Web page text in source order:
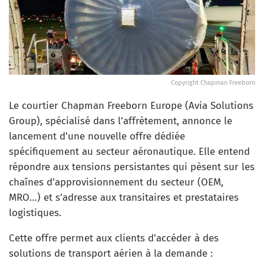
Copyright Chapman Freeborn
Le courtier Chapman Freeborn Europe (Avia Solutions
Group), spécialisé dans l’affrètement, annonce le
lancement d’une nouvelle offre dédiée
spécifiquement au secteur aéronautique. Elle entend
répondre aux tensions persistantes qui pèsent sur les
chaînes d’approvisionnement du secteur (OEM,
MRO…) et s’adresse aux transitaires et prestataires
logistiques.
Cette offre permet aux clients d’accéder à des
solutions de transport aérien à la demande :